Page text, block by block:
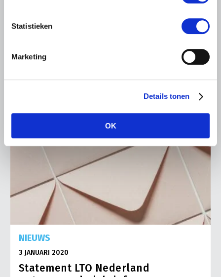
Statistieken
Marketing
Details tonen
OK
De brede weersverzekering is aantrekkelijker geworden.
bekijken, aldus Jaap van Wenum, voorzitter van de
Lees meer
NIEUWS
3 JANUARI 2020
Statement LTO Nederland